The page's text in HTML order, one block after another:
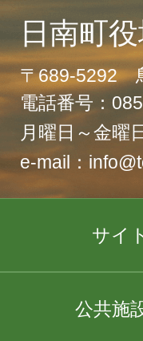
日南町
〒689-5292
電話番号：
月曜日～金曜
e-mail：
サイ
公共施